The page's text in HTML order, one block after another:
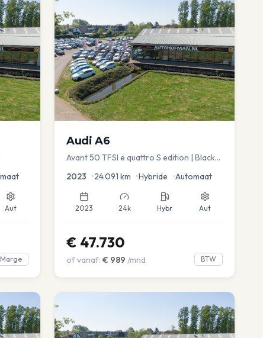
Aut
Marge
Audi A6
Avant 50 TFSI e quattro S edition | Black
Virtual
2023 •24.091 km •Hybride •Automaat
2023 24k Hybr Aut
€ 47.730
of vanaf: € 989 /mnd BTW